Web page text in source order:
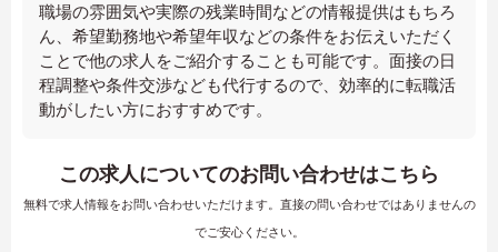
職場の雰囲気や実際の残業時間などの情報提供はもちろ
ん、希望勤務地や希望年収などの条件をお伝えいただく
ことで他の求人をご紹介することも可能です。面接の日
程調整や条件交渉なども代行するので、効率的に転職活
動がしたい方におすすめです。
この求人についてのお問い合わせはこちら
無料で求人情報をお問い合わせいただけます。直接の問い合わせではありませんの
でご安心ください。